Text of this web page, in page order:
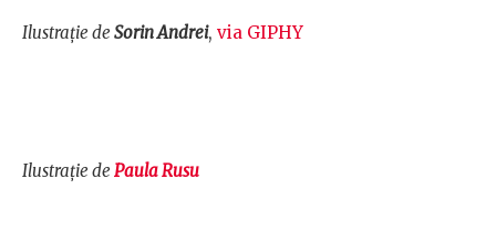
Ilustrație de Sorin Andrei, via GIPHY
Ilustrație de Paula Rusu